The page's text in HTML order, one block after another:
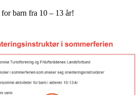
barn fra 10 – 13 år!